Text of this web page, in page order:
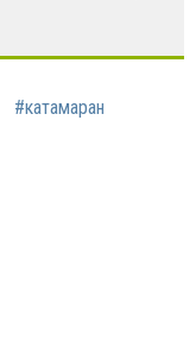
#катамаран